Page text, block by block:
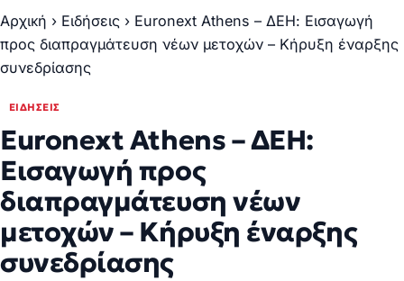
Αρχική › Ειδήσεις › Euronext Athens – ΔΕΗ: Εισαγωγή
προς διαπραγμάτευση νέων μετοχών – Κήρυξη έναρξης
συνεδρίασης
ΕΙΔΉΣΕΙΣ
Euronext Athens – ΔΕΗ:
Εισαγωγή προς
διαπραγμάτευση νέων
μετοχών – Κήρυξη έναρξης
συνεδρίασης